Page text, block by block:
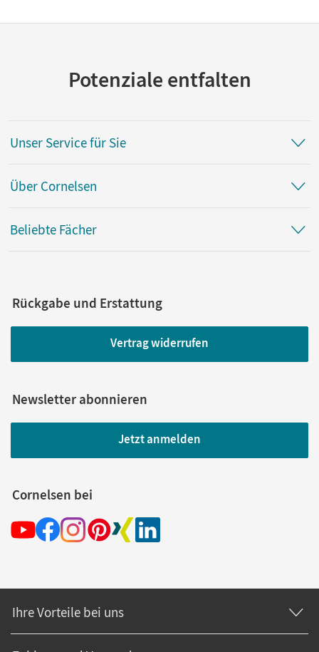
Potenziale entfalten
Unser Service für Sie
Über Cornelsen
Beliebte Fächer
Rückgabe und Erstattung
Vertrag widerrufen
Newsletter abonnieren
Jetzt anmelden
Cornelsen bei
Ihre Vorteile bei uns